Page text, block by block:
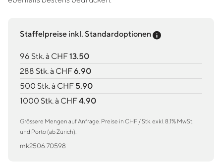
Staffelpreise inkl. Standardoptionen Preis-Tooltip
96 Stk. à CHF13.50
288 Stk. à CHF6.90
500 Stk. à CHF 5.90
1000 Stk. à CHF4.90
Grössere Mengen auf Anfrage. Preise in CHF / Stk. exkl. 8.1% MwSt.
und Porto (ab Zürich).
mk2506.70598